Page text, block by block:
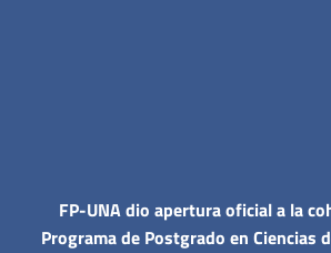
FP-UNA dio apertura oficial a la
Programa de Postgrado en Ciencias